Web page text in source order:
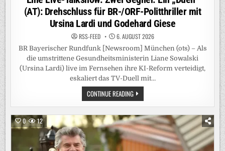
(AT): Drehschluss für BR-/ORF-Politthriller mit
Ursina Lardi und Godehard Giese
RSS-FEED 6. AUGUST 2026
BR Bayerischer Rundfunk [Newsroom] München (ots) – Als
die umstrittene Gesundheitsministerin Liane Sowalski
(Ursina Lardi) live im Fernsehen ihre KI-Reform verteidigt,
eskaliert das TV-Duell mit…
CONTINUE READINGEINE
LIVE-
TALKSHOW.
ZWEI
GEGNER.
EIN
„DUELL“
(AT):
DREHSCHLUSS
0 12